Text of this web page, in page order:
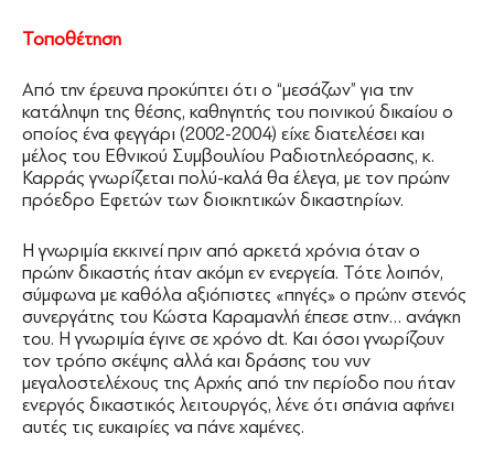
Τοποθέτηση
Από την έρευνα προκύπτει ότι ο “μεσάζων” για την
κατάληψη της θέσης, καθηγητής του ποινικού δικαίου ο
οποίος ένα φεγγάρι (2002-2004) είχε διατελέσει και
μέλος του Εθνικού Συμβουλίου Ραδιοτηλεόρασης, κ.
Καρράς γνωρίζεται πολύ-καλά θα έλεγα, με τον πρώην
πρόεδρο Εφετών των διοικητικών δικαστηρίων.
Η γνωριμία εκκινεί πριν από αρκετά χρόνια όταν ο
πρώην δικαστής ήταν ακόμη εν ενεργεία. Τότε λοιπόν,
σύμφωνα με καθόλα αξιόπιστες «πηγές» ο πρώην στενός
συνεργάτης του Κώστα Καραμανλή έπεσε στην… ανάγκη
του. Η γνωριμία έγινε σε χρόνο dt. Και όσοι γνωρίζουν
τον τρόπο σκέψης αλλά και δράσης του νυν
μεγαλοστελέχους της Αρχής από την περίοδο που ήταν
ενεργός δικαστικός λειτουργός, λένε ότι σπάνια αφήνει
αυτές τις ευκαιρίες να πάνε χαμένες.